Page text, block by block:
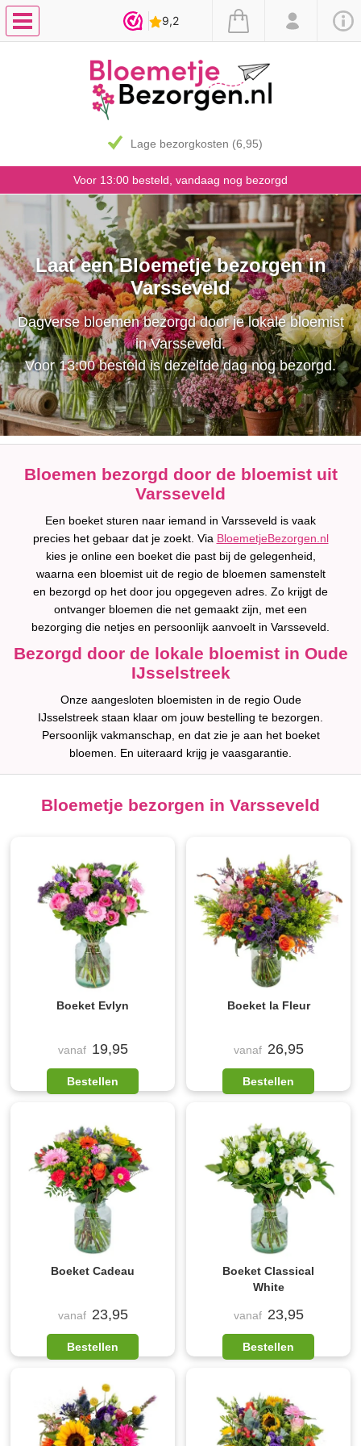
Lage bezorgkosten (6,95)
Voor 13:00 besteld, vandaag nog bezorgd
Laat een Bloemetje bezorgen in
Varsseveld
Dagverse bloemen bezorgd door je lokale bloemist
in Varsseveld.
Voor 13:00 besteld is dezelfde dag nog bezorgd.
Bloemen bezorgd door de bloemist uit
Varsseveld
Een boeket sturen naar iemand in Varsseveld is vaak
precies het gebaar dat je zoekt. Via BloemetjeBezorgen.nl
kies je online een boeket die past bij de gelegenheid,
waarna een bloemist uit de regio de bloemen samenstelt
en bezorgd op het door jou opgegeven adres. Zo krijgt de
ontvanger bloemen die net gemaakt zijn, met een
bezorging die netjes en persoonlijk aanvoelt in Varsseveld.
Bezorgd door de lokale bloemist in Oude
IJsselstreek
Onze aangesloten bloemisten in de regio Oude
IJsselstreek staan klaar om jouw bestelling te bezorgen.
Persoonlijk vakmanschap, en dat zie je aan het boeket
bloemen. En uiteraard krijg je vaasgarantie.
Bloemetje bezorgen in Varsseveld
Boeket Evlyn
vanaf 19,95
Bestellen
Boeket la Fleur
vanaf 26,95
Bestellen
Boeket Cadeau
vanaf 23,95
Bestellen
Boeket Classical
White
vanaf 23,95
Bestellen